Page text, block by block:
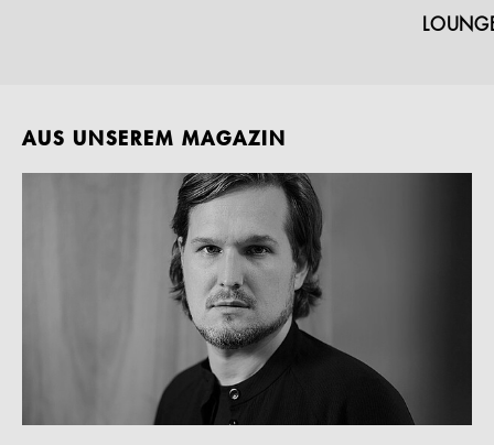
AUS UNSEREM MAGAZIN